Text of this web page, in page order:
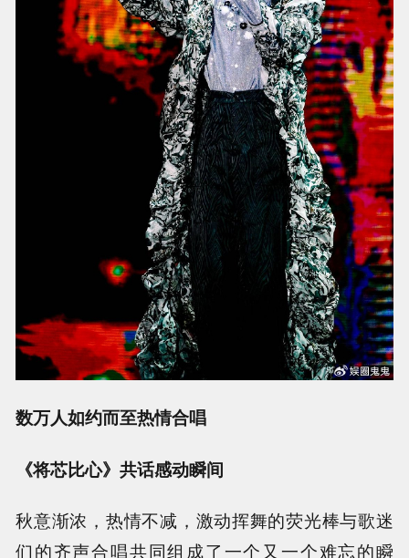
数万人如约而至热情合唱
《将芯比心》共话感动瞬间
秋意渐浓，热情不减，激动挥舞的荧光棒与歌迷
们的齐声合唱共同组成了一个又一个难忘的瞬